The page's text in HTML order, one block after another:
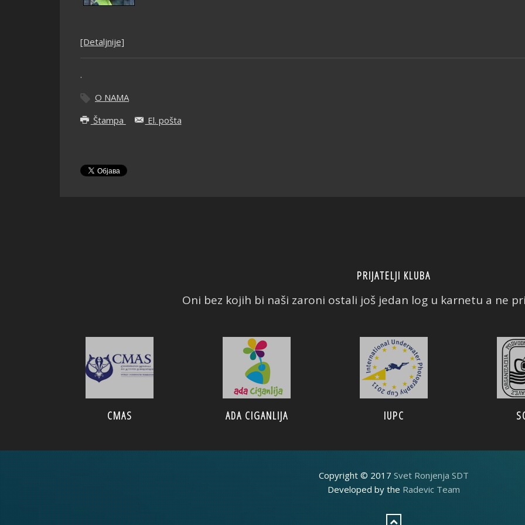
[Detaljnije]
.
O NAMA
Štampa
El. pošta
PRIJATELJI KLUBA
Oni bez kojih bi naši zaroni ostali još jedan log u karnetu a ne
CMAS ADA CIGANLIJA
IUPC
Copyright © 2017Svet Ronjenja SDT
Developed by theRadevic Team